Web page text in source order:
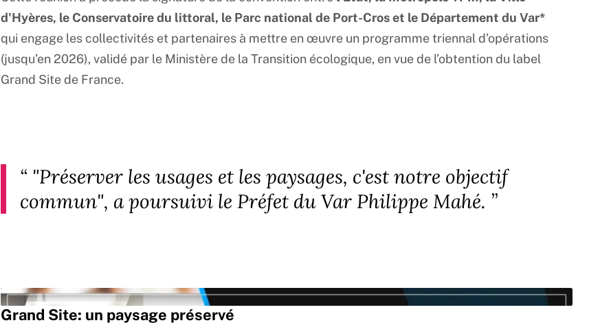
d'Hyères, le Conservatoire du littoral, le Parc national de Port-Cros et le Département du Var*
qui engage les collectivités et partenaires à mettre en œuvre un programme triennal d’opérations
(jusqu’en 2026), validé par le Ministère de la Transition écologique, en vue de l’obtention du label
Grand Site de France.
“ "Préserver les usages et les paysages, c'est notre objectif
commun", a poursuivi le Préfet du Var Philippe Mahé. ”
Grand Site: un paysage préservé
Vimeo est désactivé. Autoriser